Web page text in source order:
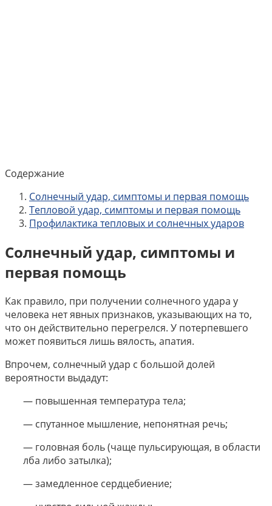
Содержание
Солнечный удар, симптомы и первая помощь
Тепловой удар, симптомы и первая помощь
Профилактика тепловых и солнечных ударов
Солнечный удар, симптомы и
первая помощь
Как правило, при получении солнечного удара у
человека нет явных признаков, указывающих на то,
что он действительно перегрелся. У потерпевшего
может появиться лишь вялость, апатия.
Впрочем, солнечный удар с большой долей
вероятности выдадут:
— повышенная температура тела;
— спутанное мышление, непонятная речь;
— головная боль (чаще пульсирующая, в области
лба либо затылка);
— замедленное сердцебиение;